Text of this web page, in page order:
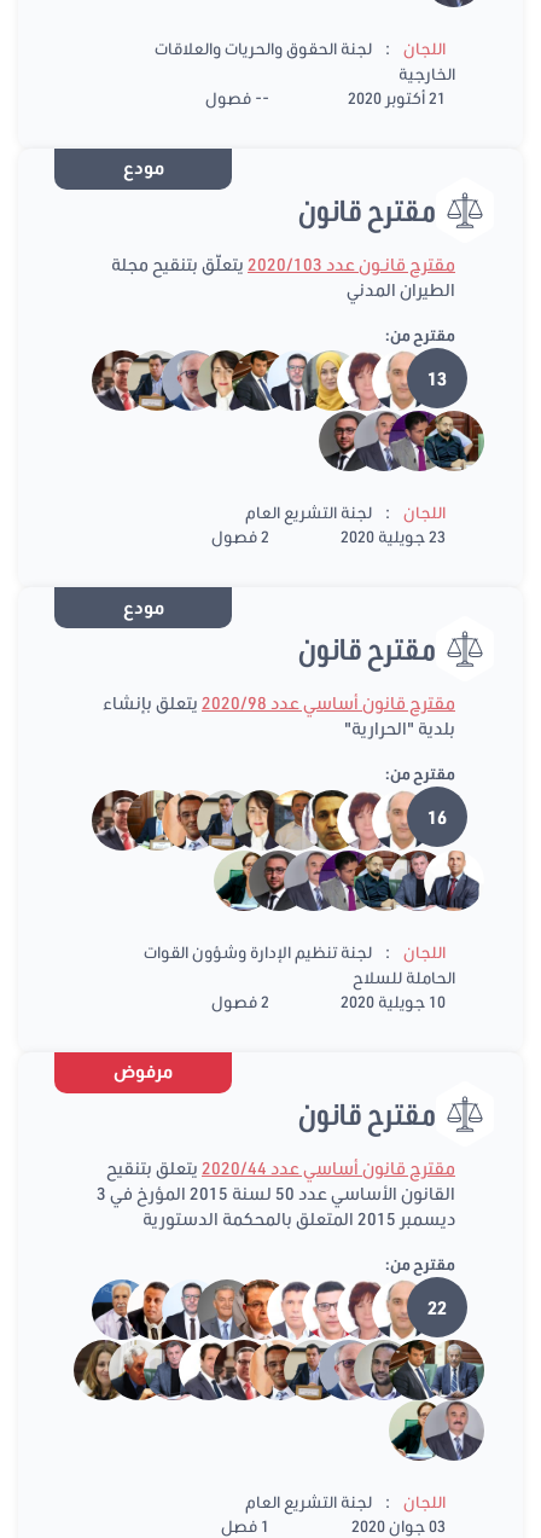
اللجان :
لجنة الحقوق والحريات والعلاقات
الخارجية
21 أكتوبر 2020
-- فصول
مودع
مقترح قانون
مقترح قانـون عدد 2020/103
يتعلّق بتنقيح مجلة
الطيران المدني
مقترح من:
13
اللجان :
لجنة التشريع العام
23 جويلية 2020
2 فصول
مودع
مقترح قانون
مقترح قانون أساسي عدد 2020/98
يتعلق بإنشاء
بلدية "الحرارية"
مقترح من:
16
اللجان :
لجنة تنظيم الإدارة وشؤون القوات
الحاملة للسلاح
10 جويلية 2020
2 فصول
مرفوض
مقترح قانون
مقترح قانون أساسي عدد 2020/44
يتعلق بتنقيح
القانون الأساسي عدد 50 لسنة 2015 المؤرخ في 3
ديسمبر 2015 المتعلق بالمحكمة الدستورية
مقترح من:
22
اللجان :
لجنة التشريع العام
03 جوان 2020
1 فصل